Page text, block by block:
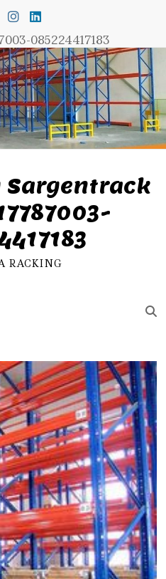
085224417183
Sargentrack
RACKING